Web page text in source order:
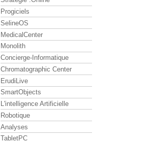
Progiciels
SelineOS
MedicalCenter
Monolith
Concierge-Informatique
Chromatographic Center
ErudiLive
SmartObjects
L'intelligence Artificielle
Robotique
Analyses
TabletPC